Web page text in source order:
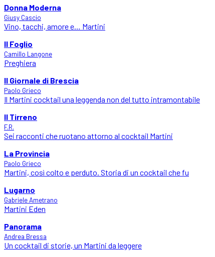
Donna Moderna
Giusy Cascio
Vino, tacchi, amore e… Martini
Il Foglio
Camillo Langone
Preghiera
Il Giornale di Brescia
Paolo Grieco
Il Martini cocktail una leggenda non del tutto intramontabile
Il Tirreno
F.R.
Sei racconti che ruotano attorno al cocktail Martini
La Provincia
Paolo Grieco
Martini, così colto e perduto. Storia di un cocktail che fu
Lugarno
Gabriele Ametrano
Martini Eden
Panorama
Andrea Bressa
Un cocktail di storie, un Martini da leggere